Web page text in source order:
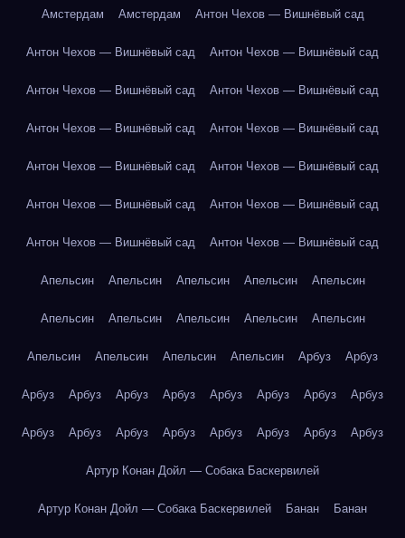
Амстердам Амстердам Антон Чехов — Вишнёвый сад
Антон Чехов — Вишнёвый сад Антон Чехов — Вишнёвый сад
Антон Чехов — Вишнёвый сад Антон Чехов — Вишнёвый сад
Антон Чехов — Вишнёвый сад Антон Чехов — Вишнёвый сад
Антон Чехов — Вишнёвый сад Антон Чехов — Вишнёвый сад
Антон Чехов — Вишнёвый сад Антон Чехов — Вишнёвый сад
Антон Чехов — Вишнёвый сад Антон Чехов — Вишнёвый сад
Апельсин Апельсин Апельсин Апельсин Апельсин
Апельсин Апельсин Апельсин Апельсин Апельсин
Апельсин Апельсин Апельсин Апельсин Арбуз Арбуз
Арбуз Арбуз Арбуз Арбуз Арбуз Арбуз Арбуз Арбуз
Арбуз Арбуз Арбуз Арбуз Арбуз Арбуз Арбуз Арбуз
Артур Конан Дойл — Собака Баскервилей
Артур Конан Дойл — Собака Баскервилей Банан Банан